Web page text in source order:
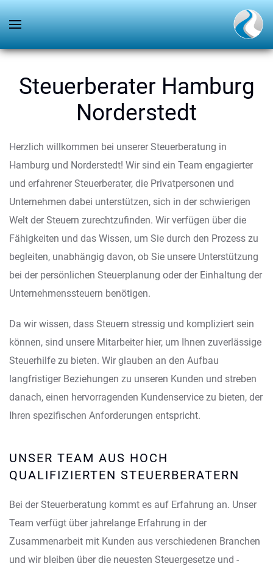
Steuerberater Hamburg
Norderstedt
Herzlich willkommen bei unserer Steuerberatung in
Hamburg und Norderstedt! Wir sind ein Team engagierter
und erfahrener Steuerberater, die Privatpersonen und
Unternehmen dabei unterstützen, sich in der schwierigen
Welt der Steuern zurechtzufinden. Wir verfügen über die
Fähigkeiten und das Wissen, um Sie durch den Prozess zu
begleiten, unabhängig davon, ob Sie unsere Unterstützung
bei der persönlichen Steuerplanung oder der Einhaltung der
Unternehmenssteuern benötigen.
Da wir wissen, dass Steuern stressig und kompliziert sein
können, sind unsere Mitarbeiter hier, um Ihnen zuverlässige
Steuerhilfe zu bieten. Wir glauben an den Aufbau
langfristiger Beziehungen zu unseren Kunden und streben
danach, einen hervorragenden Kundenservice zu bieten, der
Ihren spezifischen Anforderungen entspricht.
UNSER TEAM AUS HOCH
QUALIFIZIERTEN STEUERBERATERN
Bei der Steuerberatung kommt es auf Erfahrung an. Unser
Team verfügt über jahrelange Erfahrung in der
Zusammenarbeit mit Kunden aus verschiedenen Branchen
und wir bleiben über die neuesten Steuergesetze und -